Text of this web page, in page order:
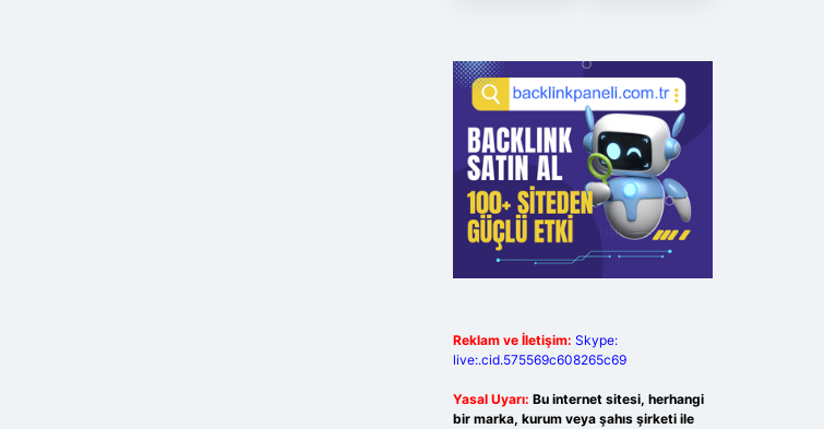
Reklam ve İletişim: Skype:
live:.cid.575569c608265c69
Yasal Uyarı: Bu internet sitesi, herhangi
bir marka, kurum veya şahıs şirketi ile